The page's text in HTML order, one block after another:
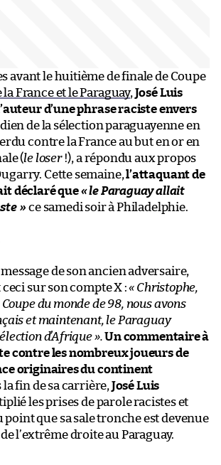
avant le huitième de finale de Coupe
France et le Paraguay, José Luis
d’une phrase raciste envers
de la sélection paraguayenne en
contre la France au but en or en
(le loser!), a répondu aux propos
Cette semaine,l’attaquant de
déclaré que«le Paraguay allait
»ce samedi soir à Philadelphie.
de son ancien adversaire,
sur son compte X :« Christophe,
du monde de 98, nous avons
et maintenant, le Paraguay
d’Afrique ».Un commentaire à
contre les nombreux joueurs de
originaires du continent
fin de sa carrière, José Luis
les prises de parole racistes et
point que sa sale tronche est devenue
l’extrême droite au Paraguay.